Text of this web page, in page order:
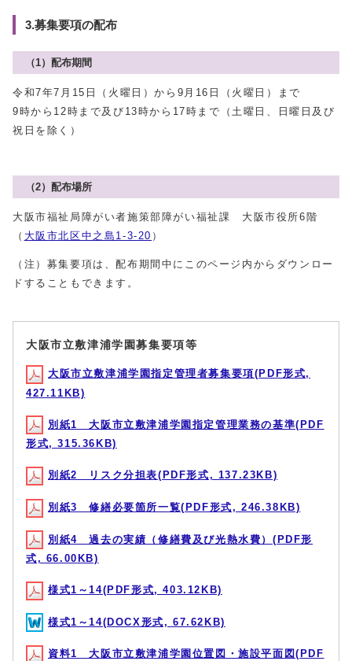
3.募集要項の配布
（1）配布期間
令和7年7月15日（火曜日）から9月16日（火曜日）まで
9時から12時まで及び13時から17時まで（土曜日、日曜日及び
祝日を除く）
（2）配布場所
大阪市福祉局障がい者施策部障がい福祉課 大阪市役所6階
（ 大阪市北区中之島1-3-20 ）
（注）募集要項は、配布期間中にこのページ内からダウンロー
ドすることもできます。
大阪市立敷津浦学園募集要項等
大阪市立敷津浦学園指定管理者募集要項(PDF形式,
427.11KB)
別紙1 大阪市立敷津浦学園指定管理業務の基準(PDF
形式, 315.36KB)
別紙2 リスク分担表(PDF形式, 137.23KB)
別紙3 修繕必要箇所一覧(PDF形式, 246.38KB)
別紙4 過去の実績（修繕費及び光熱水費）(PDF形
式, 66.00KB)
様式1～14(PDF形式, 403.12KB)
様式1～14(DOCX形式, 67.62KB)
資料1 大阪市立敷津浦学園位置図・施設平面図(PDF